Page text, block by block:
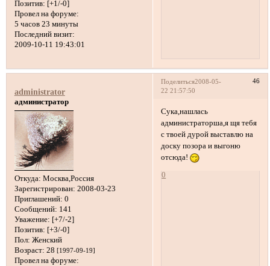
Позитив: [+1/-0]
Провел на форуме:
5 часов 23 минуты
Последний визит:
2009-10-11 19:43:01
Поделиться 46
2008-05-
22 21:57:50
administrator
администратор
Откуда: Москва,Россия
Зарегистрирован: 2008-03-23
Приглашений: 0
Сообщений: 141
Уважение: [+7/-2]
Позитив: [+3/-0]
Пол: Женский
Возраст: 28 [1997-09-19]
Провел на форуме:
Сука,нашлась
администраторша,я щя тебя
с твоей дурой выставлю на
доску позора и выгоню
отсюда!
0